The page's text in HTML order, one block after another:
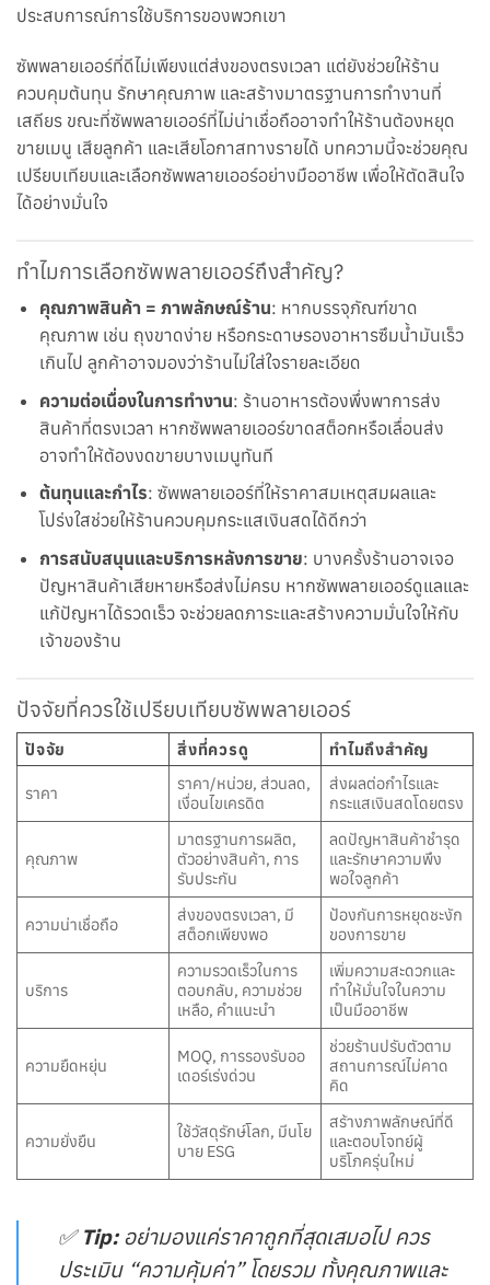
ประสบการณ์การใช้บริการของพวกเขา
ซัพพลายเออร์ที่ดีไม่เพียงแต่ส่งของตรงเวลา แต่ยังช่วยให้ร้าน
ควบคุมต้นทุน รักษาคุณภาพ และสร้างมาตรฐานการทำงานที่
เสถียร ขณะที่ซัพพลายเออร์ที่ไม่น่าเชื่อถืออาจทำให้ร้านต้องหยุด
ขายเมนู เสียลูกค้า และเสียโอกาสทางรายได้ บทความนี้จะช่วยคุณ
เปรียบเทียบและเลือกซัพพลายเออร์อย่างมืออาชีพ เพื่อให้ตัดสินใจ
ได้อย่างมั่นใจ
ทำไมการเลือกซัพพลายเออร์ถึงสำคัญ?
คุณภาพสินค้า = ภาพลักษณ์ร้าน: หากบรรจุภัณฑ์ขาด
คุณภาพ เช่น ถุงขาดง่าย หรือกระดาษรองอาหารซึมน้ำมันเร็ว
เกินไป ลูกค้าอาจมองว่าร้านไม่ใส่ใจรายละเอียด
ความต่อเนื่องในการทำงาน: ร้านอาหารต้องพึ่งพาการส่ง
สินค้าที่ตรงเวลา หากซัพพลายเออร์ขาดสต็อกหรือเลื่อนส่ง
อาจทำให้ต้องงดขายบางเมนูทันที
ต้นทุนและกำไร: ซัพพลายเออร์ที่ให้ราคาสมเหตุสมผลและ
โปร่งใสช่วยให้ร้านควบคุมกระแสเงินสดได้ดีกว่า
การสนับสนุนและบริการหลังการขาย: บางครั้งร้านอาจเจอ
ปัญหาสินค้าเสียหายหรือส่งไม่ครบ หากซัพพลายเออร์ดูแลและ
แก้ปัญหาได้รวดเร็ว จะช่วยลดภาระและสร้างความมั่นใจให้กับ
เจ้าของร้าน
ปัจจัยที่ควรใช้เปรียบเทียบซัพพลายเออร์
ปัจจัย สิ่งที่ควรดู ทำไมถึงสำคัญ
ราคา
ราคา/หน่วย, ส่วนลด,
เงื่อนไขเครดิต
ส่งผลต่อกำไรและ
กระแสเงินสดโดยตรง
คุณภาพ
มาตรฐานการผลิต,
ตัวอย่างสินค้า, การ
รับประกัน
ลดปัญหาสินค้าชำรุด
และรักษาความพึง
พอใจลูกค้า
ความน่าเชื่อถือ
ส่งของตรงเวลา, มี
สต็อกเพียงพอ
ป้องกันการหยุดชะงัก
ของการขาย
บริการ
ความรวดเร็วในการ
ตอบกลับ, ความช่วย
เหลือ, คำแนะนำ
เพิ่มความสะดวกและ
ทำให้มั่นใจในความ
เป็นมืออาชีพ
ความยืดหยุ่น
MOQ, การรองรับออ
เดอร์เร่งด่วน
ช่วยร้านปรับตัวตาม
สถานการณ์ไม่คาด
คิด
ความยั่งยืน
ใช้วัสดุรักษ์โลก, มีนโย
บาย ESG
สร้างภาพลักษณ์ที่ดี
และตอบโจทย์ผู้
บริโภครุ่นใหม่
✅ Tip:อย่ามองแค่ราคาถูกที่สุดเสมอไป ควร
ประเมิน “ความคุ้มค่า” โดยรวม ทั้งคุณภาพและ